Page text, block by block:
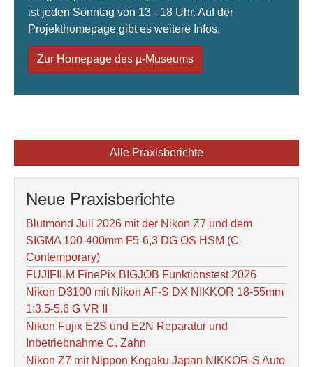
ist jeden Sonntag von 13 - 18 Uhr. Auf der
Projekthomepage gibt es weitere Infos.
Zur Homepage des µ-Museums
Alle Praxisberichte
Neue Praxisberichte
Blutmond Juli 2026 mit der Nikon Z7 und dem
SIGMA 100-400mm F5-6,3 DG OS HSM (C-
Contemporary)
FUJIFILM FinePix BIGJOB Funktionstest 2026
Nikon D3100 mit Nikon AF-S DX NIKKOR 18-55mm
1:3.5-5.6 G VR II
Nikon Fujix E2S und E2N Reparatur und
Inbetriebnahme C. Zahn
Nikon Z7 mit Nippon Kogaku Japan NIKKOR-S Auto